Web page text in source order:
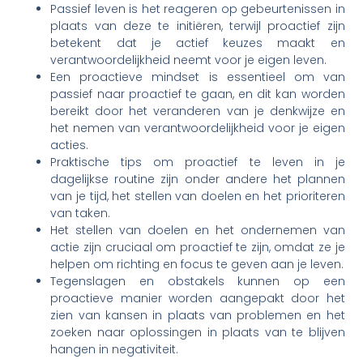
Passief leven is het reageren op gebeurtenissen in
plaats van deze te initiëren, terwijl proactief zijn
betekent dat je actief keuzes maakt en
verantwoordelijkheid neemt voor je eigen leven.
Een proactieve mindset is essentieel om van
passief naar proactief te gaan, en dit kan worden
bereikt door het veranderen van je denkwijze en
het nemen van verantwoordelijkheid voor je eigen
acties.
Praktische tips om proactief te leven in je
dagelijkse routine zijn onder andere het plannen
van je tijd, het stellen van doelen en het prioriteren
van taken.
Het stellen van doelen en het ondernemen van
actie zijn cruciaal om proactief te zijn, omdat ze je
helpen om richting en focus te geven aan je leven.
Tegenslagen en obstakels kunnen op een
proactieve manier worden aangepakt door het
zien van kansen in plaats van problemen en het
zoeken naar oplossingen in plaats van te blijven
hangen in negativiteit.